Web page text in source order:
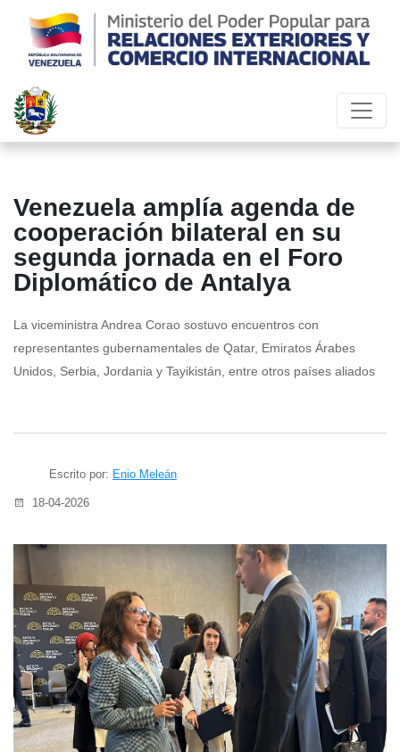
Venezuela amplía agenda de
cooperación bilateral en su
segunda jornada en el Foro
Diplomático de Antalya
La viceministra Andrea Corao sostuvo encuentros con
representantes gubernamentales de Qatar, Emiratos Árabes
Unidos, Serbia, Jordania y Tayikistán, entre otros países aliados
Escrito por: Enio Meleán
18-04-2026